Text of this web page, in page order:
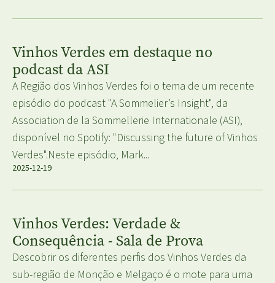
Vinhos Verdes em destaque no
podcast da ASI
A Região dos Vinhos Verdes foi o tema de um recente
episódio do podcast "A Sommelier’s Insight", da
Association de la Sommellerie Internationale (ASI),
disponível no Spotify: "Discussing the future of Vinhos
Verdes".Neste episódio, Mark...
2025-12-19
Vinhos Verdes: Verdade &
Consequência - Sala de Prova
Descobrir os diferentes perfis dos Vinhos Verdes da
sub-região de Monção e Melgaço é o mote para uma